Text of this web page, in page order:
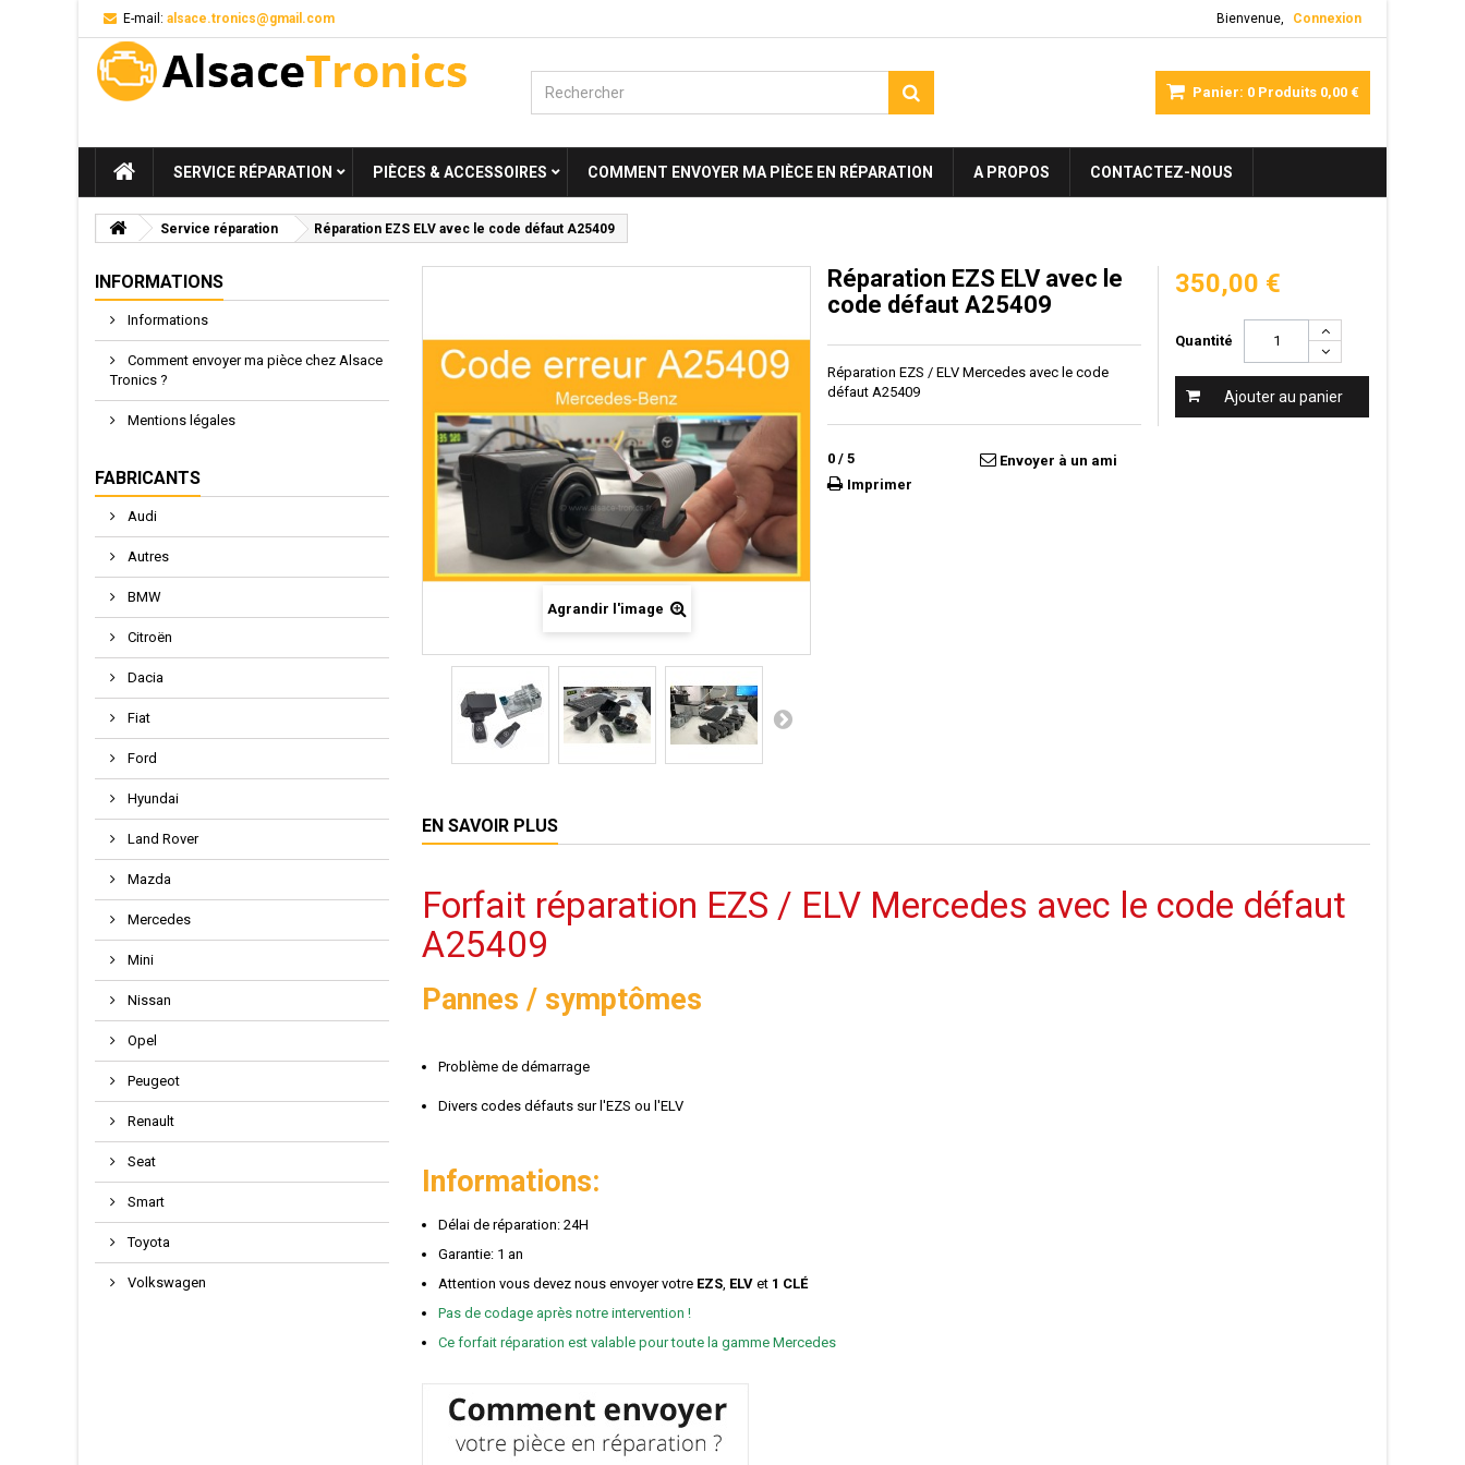
Bienvenue, Connexion
E-mail: alsace.tronics@gmail.com
Panier: 0 Produits 0,00 €
SERVICE RÉPARATION PIÈCES & ACCESSOIRES COMMENT ENVOYER MA PIÈCE EN RÉPARATION A PROPOS CONTACTEZ-NOUS
Service réparation Réparation EZS ELV avec le code défaut A25409
INFORMATIONS
Informations
Comment envoyer ma pièce chez Alsace
Tronics ?
Mentions légales
FABRICANTS
Audi
Autres
BMW
Citroën
Dacia
Fiat
Ford
Hyundai
Land Rover
Mazda
Mercedes
Mini
Nissan
Opel
Peugeot
Renault
Seat
Smart
Toyota
Volkswagen
Agrandir l'image
Réparation EZS ELV avec le
code défaut A25409
Réparation EZS / ELV Mercedes avec le code
défaut A25409
0 / 5
Envoyer à un ami
Imprimer
350,00 €
Quantité
Ajouter au panier
EN SAVOIR PLUS
Forfait réparation EZS / ELV Mercedes avec le code défaut
A25409
Pannes / symptômes
Problème de démarrage
Divers codes défauts sur l'EZS ou l'ELV
Informations:
Délai de réparation: 24H
Garantie: 1 an
Attention vous devez nous envoyer votre EZS, ELV et 1 CLÉ
Pas de codage après notre intervention !
Ce forfait réparation est valable pour toute la gamme Mercedes